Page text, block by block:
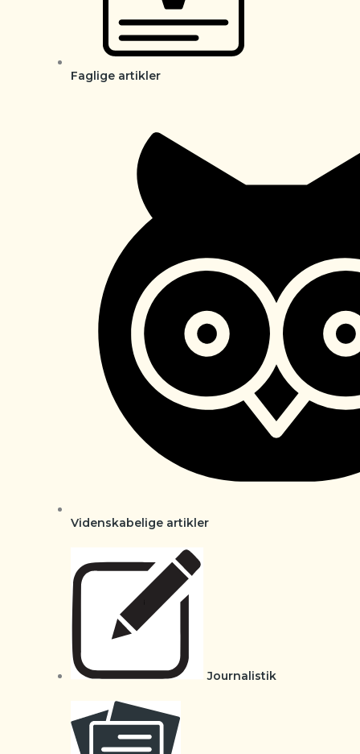
Faglige artikler
Videnskabelige artikler
Journalistik